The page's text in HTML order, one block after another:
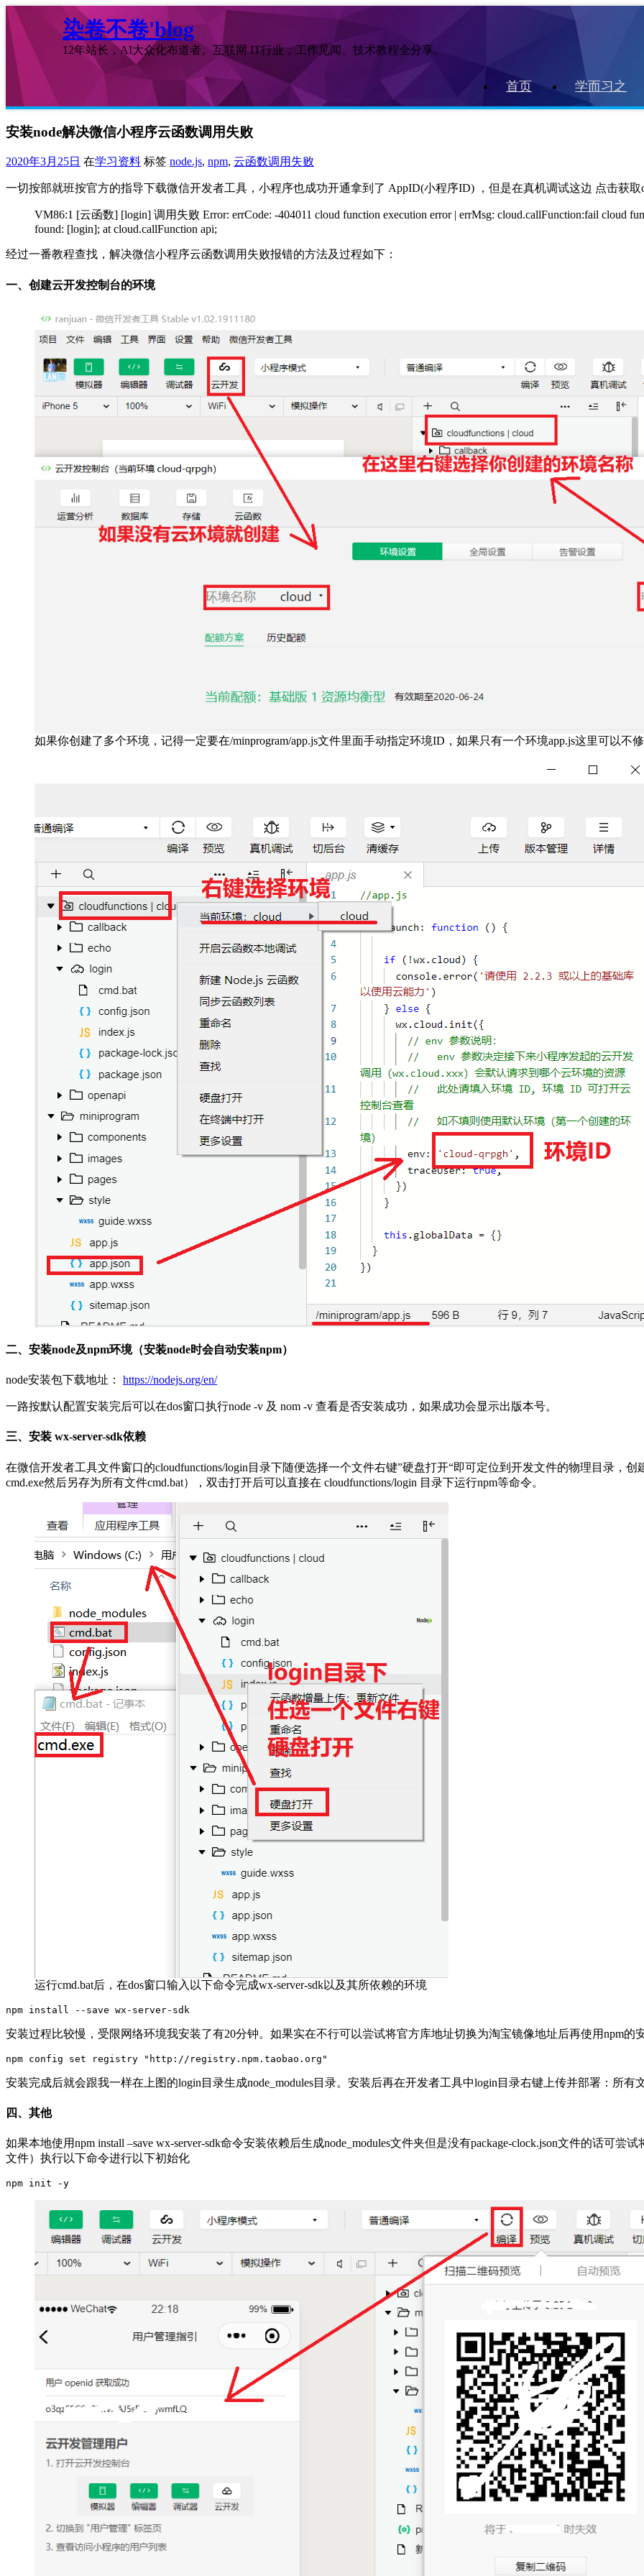
染卷不卷'blog
12年站长，AI大众化布道者。互联网 IT行业，工作见闻、技术教程全分享。
首页 学而习之
安装node解决微信小程序云函数调用失败
2020年3月25日 在学习资料 标签 node.js, npm, 云函数调用失败
一切按部就班按官方的指导下载微信开发者工具，小程序也成功开通拿到了 AppID(小程序ID) ，但是在真机调试这边 点击获取
VM86:1 [云函数] [login] 调用失败 Error: errCode: -404011 cloud function execution error | errMsg: cloud.callFunction:fail cloud
found: [login]; at cloud.callFunction api;
经过一番教程查找，解决微信小程序云函数调用失败报错的方法及过程如下：
一、创建云开发控制台的环境
如果你创建了多个环境，记得一定要在/minprogram/app.js文件里面手动指定环境ID，如果只有一个环境app.js这里可以不
二、安装node及npm环境（安装node时会自动安装npm）
node安装包下载地址： https://nodejs.org/en/
一路按默认配置安装完后可以在dos窗口执行node -v 及 nom -v 查看是否安装成功，如果成功会显示出版本号。
三、安装 wx-server-sdk依赖
在微信开发者工具文件窗口的cloudfunctions/login目录下随便选择一个文件右键”硬盘打开“即可定位到开发文件的物理目录，创
cmd.exe然后另存为所有文件cmd.bat），双击打开后可以直接在 cloudfunctions/login 目录下运行npm等命令。
运行cmd.bat后，在dos窗口输入以下命令完成wx-server-sdk以及其所依赖的环境
npm install --save wx-server-sdk
安装过程比较慢，受限网络环境我安装了有20分钟。如果实在不行可以尝试将官方库地址切换为淘宝镜像地址后再使用npm的
npm config set registry "http://registry.npm.taobao.org"
安装完成后就会跟我一样在上图的login目录生成node_modules目录。安装后再在开发者工具中login目录右键上传并部署：所有
四、其他
如果本地使用npm install –save wx-server-sdk命令安装依赖后生成node_modules文件夹但是没有package-clock.json文件的话可尝
文件）执行以下命令进行以下初始化
npm init -y